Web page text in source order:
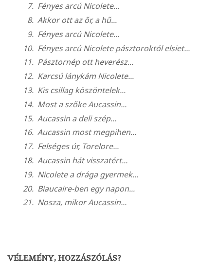
Fényes arcú Nicolete...
Akkor ott az őr, a hű...
Fényes arcú Nicolete...
Fényes arcú Nicolete pásztoroktól elsiet...
Pásztornép ott heverész...
Karcsú lánykám Nicolete...
Kis csillag köszöntelek...
Most a szőke Aucassin...
Aucassin a deli szép...
Aucassin most megpihen...
Felséges úr, Torelore...
Aucassin hát visszatért...
Nicolete a drága gyermek...
Biaucaire-ben egy napon...
Nosza, mikor Aucassin...
VÉLEMÉNY, HOZZÁSZÓLÁS?